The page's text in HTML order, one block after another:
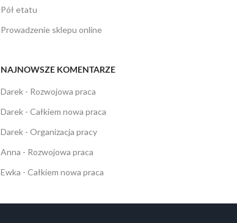
Pół etatu
Prowadzenie sklepu online
NAJNOWSZE KOMENTARZE
Darek - Rozwojowa praca
Darek - Całkiem nowa praca
Darek - Organizacja pracy
Anna - Rozwojowa praca
Ewka - Całkiem nowa praca